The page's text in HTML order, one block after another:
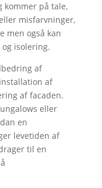
kommer på tale,
misfarvninger,
men også kan
isolering.
af
af
af facaden.
eller
en
levetiden af
til en